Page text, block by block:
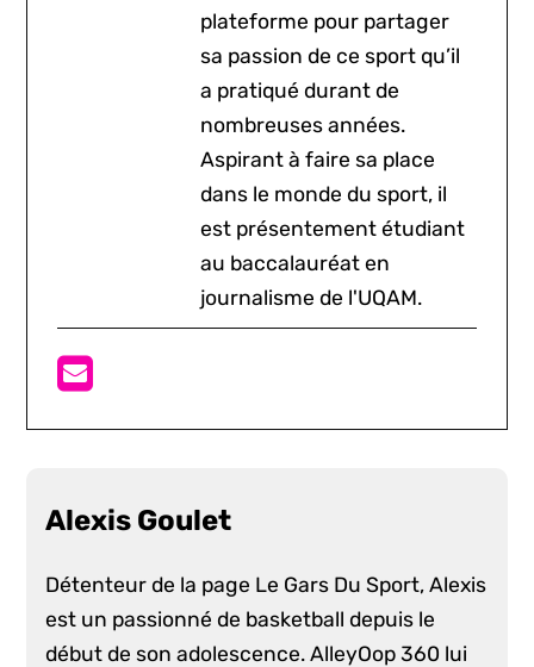
plateforme pour partager
sa passion de ce sport qu’il
a pratiqué durant de
nombreuses années.
Aspirant à faire sa place
dans le monde du sport, il
est présentement étudiant
au baccalauréat en
journalisme de l'UQAM.
Alexis Goulet
Détenteur de la page Le Gars Du Sport, Alexis
est un passionné de basketball depuis le
début de son adolescence. AlleyOop 360 lui